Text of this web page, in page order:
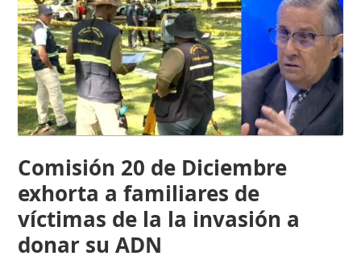
Comisión 20 de Diciembre
exhorta a familiares de
víctimas de la la invasión a
donar su ADN